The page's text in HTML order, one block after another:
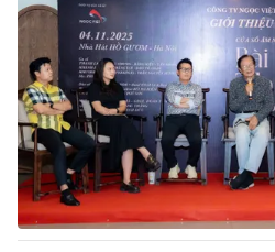
Y tế
Thế giới
Tin tức
Thế giới đó đây
Câu chuyện quốc tế
Kinh tế
Tài chính
Thị trường
Dữ liệu và đời sống